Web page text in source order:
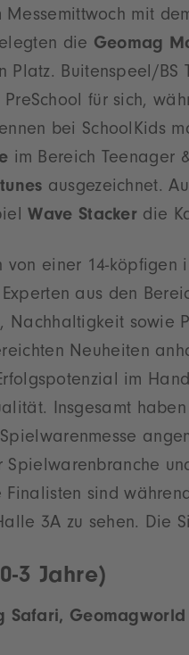
mit
die Geomag
Buitenspeel/BS
für sich,
bei SchoolKids
im Bereich Teenager
ausgezeichnet.
Wave Stacker die
einer 14-köpfigen
aus den
Nachhaltigkeit sowie
Neuheiten
im
Insgesamt
Spielwarenbranche
sind
3A zu sehen. Die
3 Jahre)
Safari, Geomagworld